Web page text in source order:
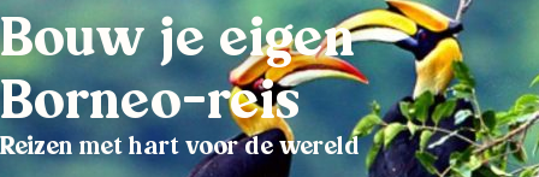
Bouw je eigen
Borneo-reis
Reizen met hart voor de wereld